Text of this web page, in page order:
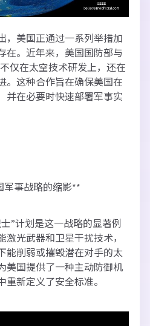
，美国正通过一系列举措加
在。近年来，美国国防部与
仅在太空技术研发上，还在
。这种合作旨在确保美国在
并在必要时快速部署军事实
军事战略的缩影**
”计划是这一战略的显著例
光武器和卫星干扰技术，
能削弱或摧毁潜在对手的太
美国提供了一种主动防御机
新定义了安全标准。